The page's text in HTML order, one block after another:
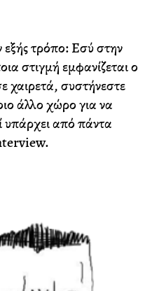
εξής τρόπο: Εσύ στην
στιγμή εμφανίζεται ο
χαιρετά, συστήνεστε
άλλο χώρο για να
υπάρχει από πάντα